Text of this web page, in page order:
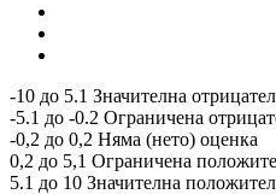
-10 до 5.1 Значителна
-5.1 до -0.2 Ограничена
-0,2 до 0,2 Няма (нето) оценка
0,2 до 5,1 Ограничена
5.1 до 10 Значителна